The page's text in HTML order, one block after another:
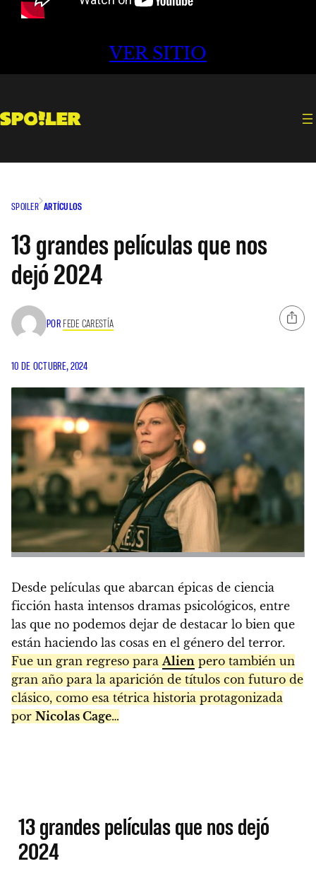
VER SITIO
SPOILER ARTÍCULOS
13 grandes películas que nos
dejó 2024
POR FEDE CARESTÍA
10 DE OCTUBRE, 2024
Desde películas que abarcan épicas de ciencia
ficción hasta intensos dramas psicológicos, entre
las que no podemos dejar de destacar lo bien que
están haciendo las cosas en el género del terror.
Fue un gran regreso paraAlien pero también un
gran año para la aparición de títulos con futuro de
clásico, como esa tétrica historia protagonizada
por Nicolas Cage…
13 grandes películas que nos dejó
2024